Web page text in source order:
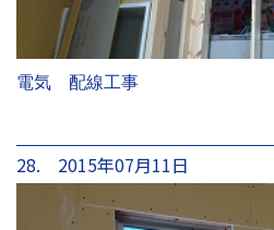
電気 配線工事
28. 2015年07月11日